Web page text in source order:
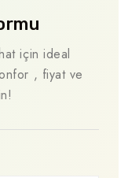
için ideal
, fiyat ve